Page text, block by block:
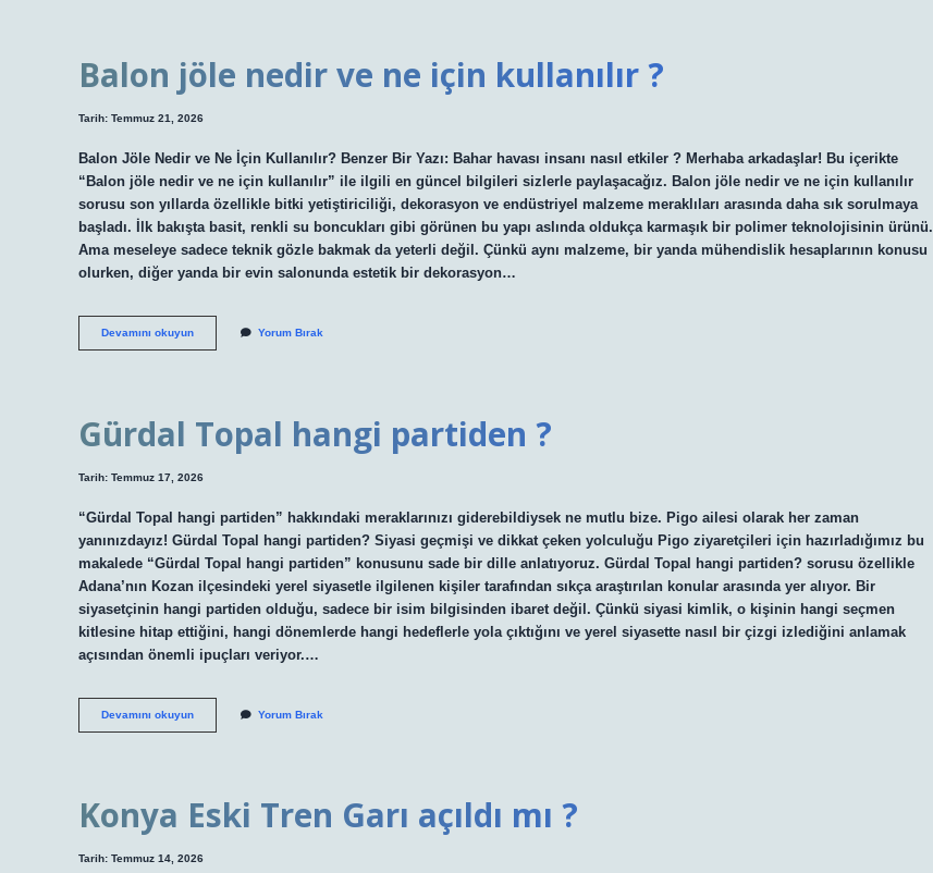
Balon jöle nedir ve ne için kullanılır ?
Tarih: Temmuz 21, 2026
Balon Jöle Nedir ve Ne İçin Kullanılır? Benzer Bir Yazı: Bahar havası insanı nasıl etkiler ? Merhaba arkadaşlar! Bu içerikte
“Balon jöle nedir ve ne için kullanılır” ile ilgili en güncel bilgileri sizlerle paylaşacağız. Balon jöle nedir ve ne için kullanılır
sorusu son yıllarda özellikle bitki yetiştiriciliği, dekorasyon ve endüstriyel malzeme meraklıları arasında daha sık sorulmaya
başladı. İlk bakışta basit, renkli su boncukları gibi görünen bu yapı aslında oldukça karmaşık bir polimer teknolojisinin ürünü.
Ama meseleye sadece teknik gözle bakmak da yeterli değil. Çünkü aynı malzeme, bir yanda mühendislik hesaplarının konusu
olurken, diğer yanda bir evin salonunda estetik bir dekorasyon…
Devamını okuyunBalon
kullanılır
Yorum Bırak
Gürdal Topal hangi partiden ?
Tarih: Temmuz 17, 2026
“Gürdal Topal hangi partiden” hakkındaki meraklarınızı giderebildiysek ne mutlu bize. Pigo ailesi olarak her zaman
yanınızdayız! Gürdal Topal hangi partiden? Siyasi geçmişi ve dikkat çeken yolculuğu Pigo ziyaretçileri için hazırladığımız bu
makalede “Gürdal Topal hangi partiden” konusunu sade bir dille anlatıyoruz. Gürdal Topal hangi partiden? sorusu özellikle
Adana’nın Kozan ilçesindeki yerel siyasetle ilgilenen kişiler tarafından sıkça araştırılan konular arasında yer alıyor. Bir
siyasetçinin hangi partiden olduğu, sadece bir isim bilgisinden ibaret değil. Çünkü siyasi kimlik, o kişinin hangi seçmen
kitlesine hitap ettiğini, hangi dönemlerde hangi hedeflerle yola çıktığını ve yerel siyasette nasıl bir çizgi izlediğini anlamak
açısından önemli ipuçları veriyor.…
Devamını okuyunGürdal
Yorum Bırak
Konya Eski Tren Garı açıldı mı ?
Tarih: Temmuz 14, 2026